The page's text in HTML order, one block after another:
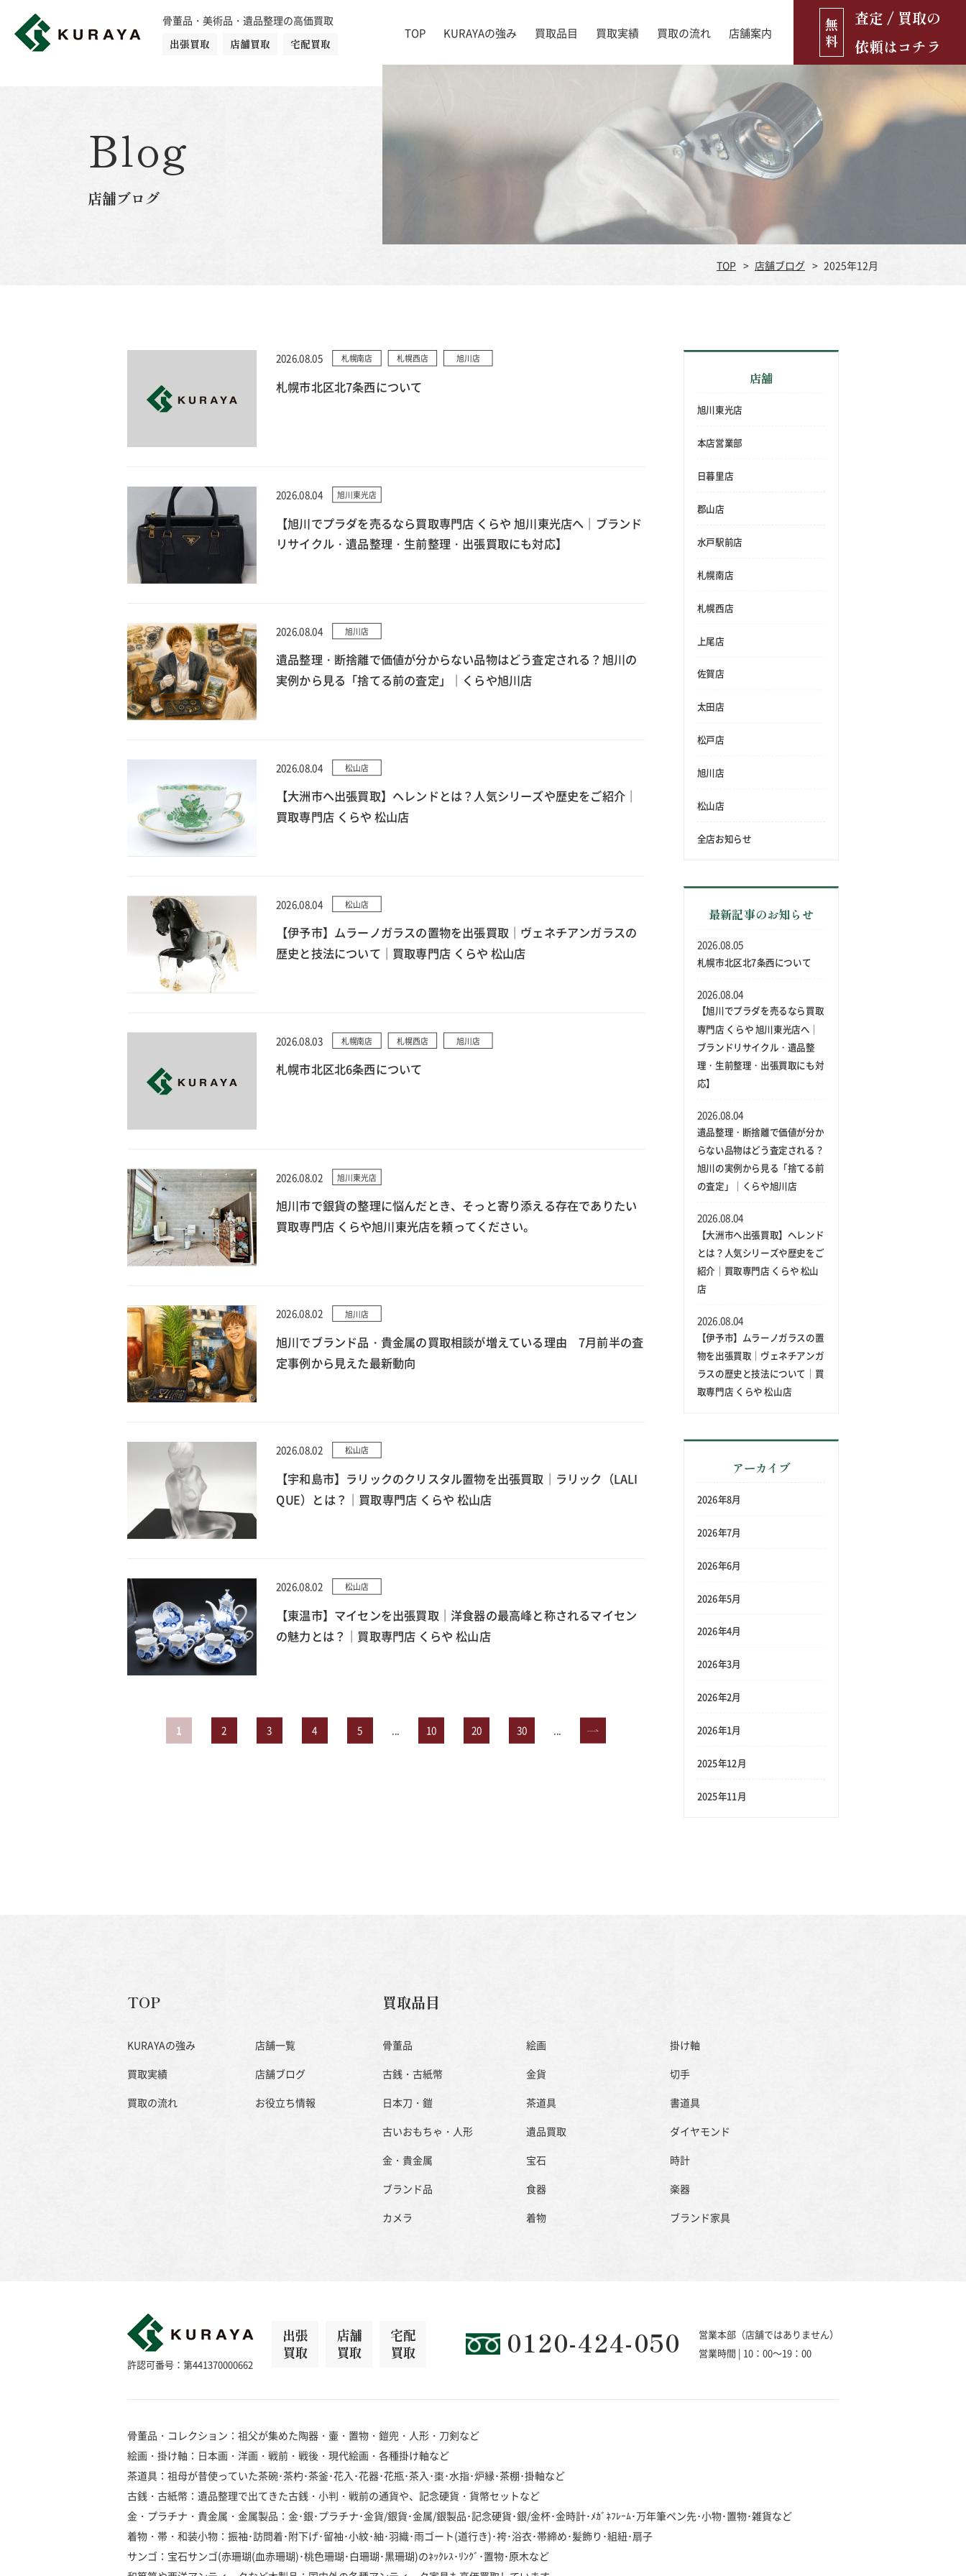
骨董品・美術品・遺品整理の高価買取
出張買取
店舗買取 宅配買取
TOP KURAYAの強み 買取品目
古銭・古紙幣
古いおもちゃ・人形 遺品買取
ダイヤモンド 時計 ブランド品 食器
楽器 ブランド家具
買取実績 買取の流れ 店舗案内
店舗ブログ お役立ち情報
無
料
査定 / 買取の
依頼はコチラ
Blog
店舗ブログ
TOP 店舗ブログ 2025年12月
2026.08.05 札幌南店 札幌西店 旭川店
札幌市北区北7条西について
2026.08.04 旭川東光店
【旭川でプラダを売るなら買取専門店 くらや 旭川東光店へ｜ブランド
リサイクル・遺品整理・生前整理・出張買取にも対応】
2026.08.04 旭川店
遺品整理・断捨離で価値が分からない品物はどう査定される？旭川の
実例から見る「捨てる前の査定」｜くらや旭川店
2026.08.04 松山店
【大洲市へ出張買取】ヘレンドとは？人気シリーズや歴史をご紹介｜
買取専門店 くらや 松山店
2026.08.04 松山店
【伊予市】ムラーノガラスの置物を出張買取｜ヴェネチアンガラスの
歴史と技法について｜買取専門店 くらや 松山店
2026.08.03 札幌南店 札幌西店 旭川店
札幌市北区北6条西について
2026.08.02 旭川東光店
旭川市で銀貨の整理に悩んだとき、そっと寄り添える存在でありたい
買取専門店 くらや旭川東光店を頼ってください。
2026.08.02 旭川店
旭川でブランド品・貴金属の買取相談が増えている理由 7月前半の査
定事例から見えた最新動向
2026.08.02 松山店
【宇和島市】ラリックのクリスタル置物を出張買取｜ラリック（LALI
QUE）とは？｜買取専門店 くらや 松山店
2026.08.02 松山店
【東温市】マイセンを出張買取｜洋食器の最高峰と称されるマイセン
の魅力とは？｜買取専門店 くらや 松山店
1 2 3 4 5 10 20 30 »
店舗
旭川東光店
本店営業部
日暮里店
郡山店
水戸駅前店
札幌南店
札幌西店
上尾店
佐賀店
太田店
松戸店
旭川店
松山店
全店お知らせ
最新記事のお知らせ
札幌市北区北7条西について
2026.08.05
【旭川でプラダを売るなら買取
専門店 くらや 旭川東光店へ｜
ブランドリサイクル・遺品整
理・生前整理・出張買取にも対
応】
2026.08.04
遺品整理・断捨離で価値が分か
らない品物はどう査定される？
旭川の実例から見る「捨てる前
の査定」｜くらや旭川店
2026.08.04
【大洲市へ出張買取】ヘレンド
とは？人気シリーズや歴史をご
紹介｜買取専門店 くらや 松山
店
2026.08.04
【伊予市】ムラーノガラスの置
物を出張買取｜ヴェネチアンガ
ラスの歴史と技法について｜買
取専門店 くらや 松山店
2026.08.04
アーカイブ
2026年8月
2026年7月
2026年6月
2026年5月
2026年4月
2026年3月
2026年2月
2026年1月
2025年12月
2025年11月
TOP
KURAYAの強み
買取実績
買取の流れ
店舗一覧
店舗ブログ
お役立ち情報
買取品目
骨董品 絵画
掛け軸
古銭・古紙幣
金貨
切手
日本刀・鎧
茶道具
書道具
古いおもちゃ・人形
遺品買取
ダイヤモンド
金・貴金属
宝石
時計
ブランド品
食器
楽器
カメラ
着物 ブランド家具
許認可番号：第441370000662
出張
買取
店舗
買取
宅配
買取
0120-424-050
営業本部（店舗ではありません）
営業時間 | 10：00～19：00
骨董品・コレクション：祖父が集めた陶器・壷・置物・鎧兜・人形・刀剣など
絵画・掛け軸：日本画・洋画・戦前・戦後・現代絵画・各種掛け軸など
茶道具：祖母が昔使っていた茶碗･茶杓･茶釜･花入･花器･花瓶･茶入･棗･水指･炉縁･茶棚･掛軸など
古銭・古紙幣：遺品整理で出てきた古銭・小判・戦前の通貨や、記念硬貨・貨幣セットなど
金・プラチナ・貴金属・金属製品：金･銀･プラチナ･金貨/銀貨･金属/銀製品･記念硬貨･銀/金杯･金時計･ﾒｶﾞﾈﾌﾚｰﾑ･万年筆ペン先･小物･置物･雑貨など
着物・帯・和装小物：振袖･訪問着･附下げ･留袖･小紋･紬･羽織･雨ゴート(道行き)･袴･浴衣･帯締め･髪飾り･組紐･扇子
サンゴ：宝石サンゴ(赤珊瑚(血赤珊瑚)･桃色珊瑚･白珊瑚･黒珊瑚)のﾈｯｸﾚｽ･ﾘﾝｸﾞ･置物･原木など